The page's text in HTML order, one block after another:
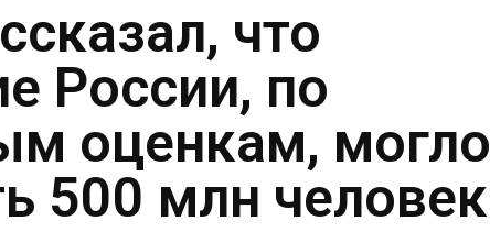
что
России, по
оценкам, могло
500 млн человек